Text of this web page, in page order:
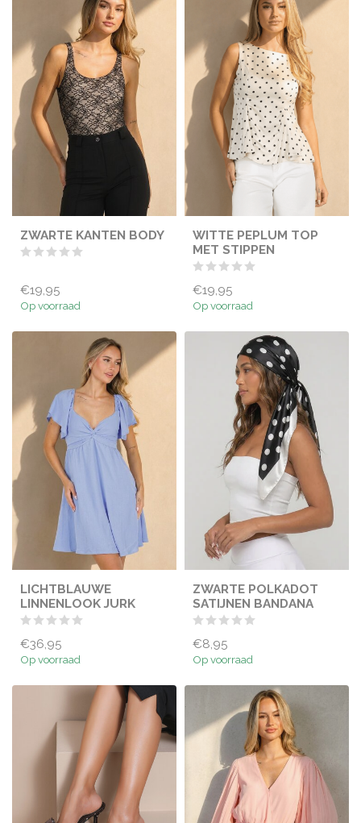
ZWARTE KANTEN BODY
€19,95
Op voorraad
WITTE PEPLUM TOP
MET STIPPEN
€19,95
Op voorraad
LICHTBLAUWE
LINNENLOOK JURK
€36,95
Op voorraad
ZWARTE POLKADOT
SATIJNEN BANDANA
€8,95
Op voorraad